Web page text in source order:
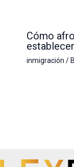
Cómo
inmigración /